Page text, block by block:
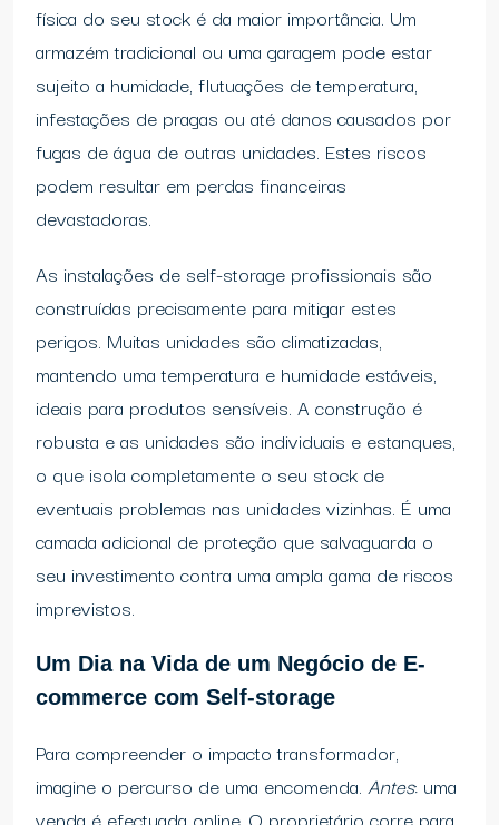
física do seu stock é da maior importância. Um
armazém tradicional ou uma garagem pode estar
sujeito a humidade, flutuações de temperatura,
infestações de pragas ou até danos causados por
fugas de água de outras unidades. Estes riscos
podem resultar em perdas financeiras
devastadoras.
As instalações de self-storage profissionais são
construídas precisamente para mitigar estes
perigos. Muitas unidades são climatizadas,
mantendo uma temperatura e humidade estáveis,
ideais para produtos sensíveis. A construção é
robusta e as unidades são individuais e estanques,
o que isola completamente o seu stock de
eventuais problemas nas unidades vizinhas. É uma
camada adicional de proteção que salvaguarda o
seu investimento contra uma ampla gama de riscos
imprevistos.
Um Dia na Vida de um Negócio de E-
commerce com Self-storage
Para compreender o impacto transformador,
imagine o percurso de uma encomenda. Antes: uma
venda é efectuada online. O proprietário corre para